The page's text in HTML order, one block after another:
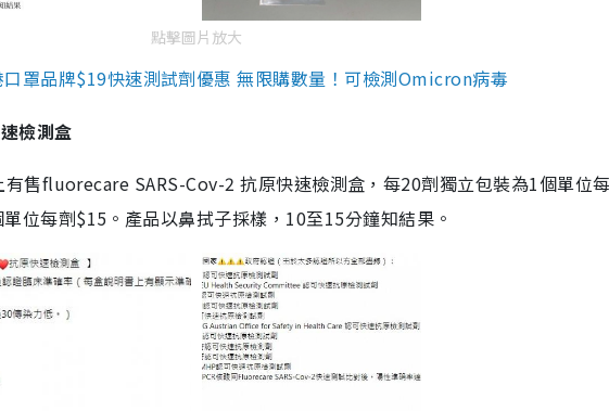
點擊圖片放大
罩品牌$19快速測試劑優惠 無限購數量！可檢測Omicron病毒
檢測盒
售fluorecare SARS-Cov-2 抗原快速檢測盒，每20劑獨立包裝為1個單位
位每劑$15。產品以鼻拭子採樣，10至15分鐘知結果。